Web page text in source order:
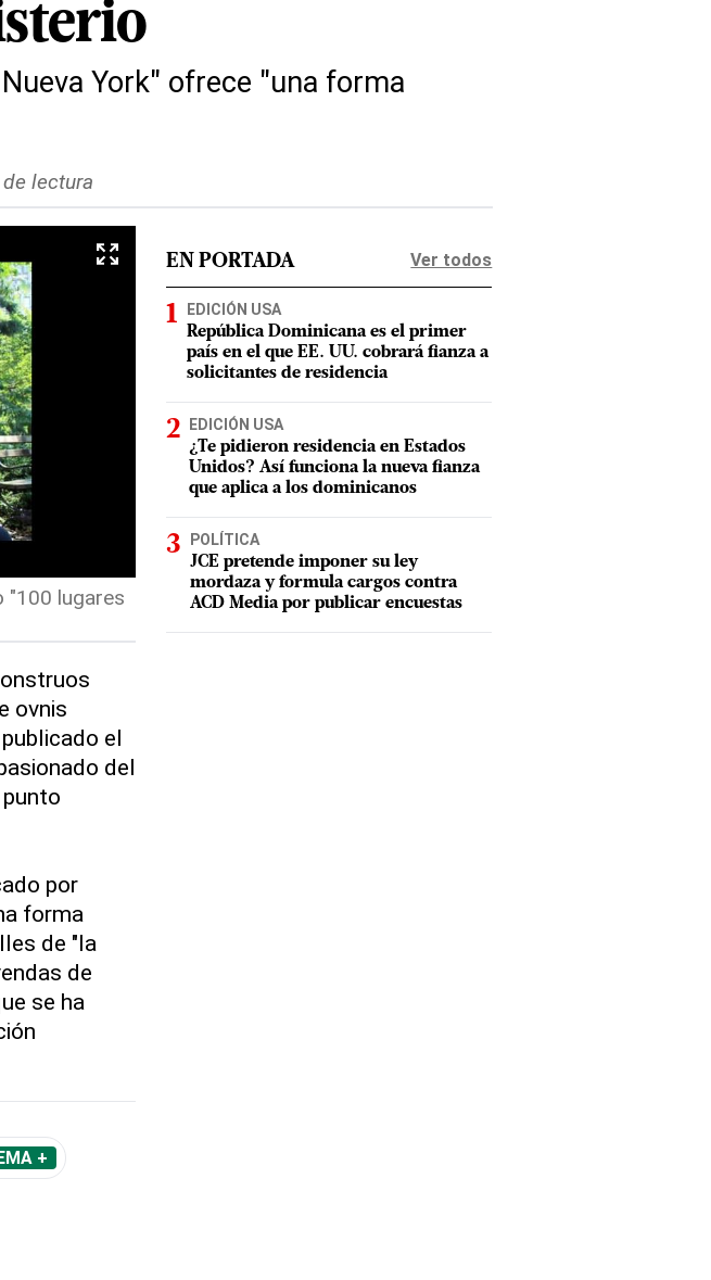
York" ofrece "una forma
lectura
"100 lugares
ovnis
el
del
por
forma
de "la
de
se ha
+
EN PORTADA Ver todos
EDICIÓN USA
República Dominicana es el primer
país en el que EE. UU. cobrará fianza a
solicitantes de residencia
EDICIÓN USA
¿Te pidieron residencia en Estados
Unidos? Así funciona la nueva fianza
que aplica a los dominicanos
POLÍTICA
JCE pretende imponer su ley
mordaza y formula cargos contra
ACD Media por publicar encuestas